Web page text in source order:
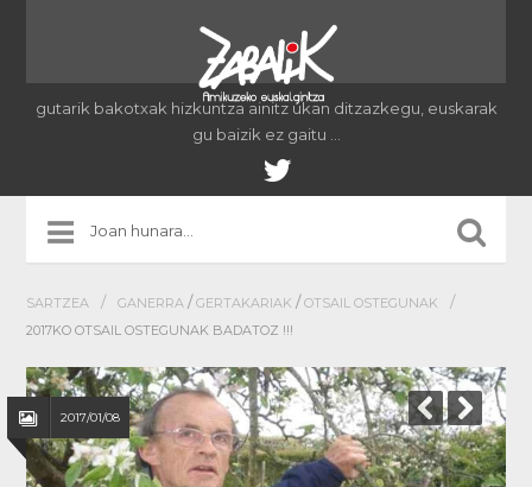
gutarik bakotxak hizkuntza ainitz ukan ditzazkegu, euskarak
gu baizik ez gaitu …
SARTZEA / GANERRA /GERTAKARIAK /OTSAIL OSTEGUNAK /
2017KO OTSAIL OSTEGUNAK BADATOZ !!!
2017/01/08